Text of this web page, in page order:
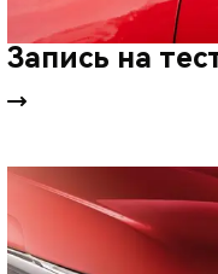
Запись на